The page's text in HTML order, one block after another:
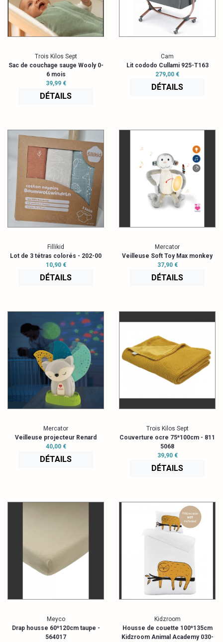
Trois Kilos Sept
Sac de couchage sauge Wooly 0-
6 mois
39,99 €
DÉTAILS
Cam
Lit cododo Cullami 925-T163
279,00 €
DÉTAILS
Fillikid
Lot de 3 tétras colorés - 202-00
10,90 €
DÉTAILS
Mercator
Veilleuse Soft Toy Max monkey
37,90 €
DÉTAILS
Mercator
Veilleuse projecteur Renard
40,00 €
DÉTAILS
Trois Kilos Sept
Couverture ocre 75*100cm - 811
5068
39,90 €
DÉTAILS
Meyco
Drap housse 60*120cm taupe -
564017
Kidzroom
Housse de couette 100*135cm
Kidzroom Animal Academy 030-